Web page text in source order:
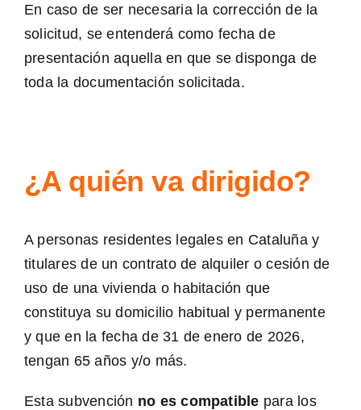
En caso de ser necesaria la corrección de la
solicitud, se entenderá como fecha de
presentación aquella en que se disponga de
toda la documentación solicitada.
¿A quién va dirigido?
A personas residentes legales en Cataluña y
titulares de un contrato de alquiler o cesión de
uso de una vivienda o habitación que
constituya su domicilio habitual y permanente
y que en la fecha de 31 de enero de 2026,
tengan 65 años y/o más.
Esta subvención no es compatible para los